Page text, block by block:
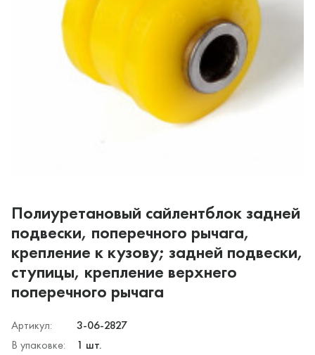
Полиуретановый сайлентблок задней
подвески, поперечного рычага,
крепление к кузову; задней подвески,
ступицы, крепление верхнего
поперечного рычага
Артикул:
3-06-2827
В упаковке:
1 шт.